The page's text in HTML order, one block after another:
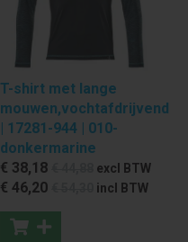
T-shirt met lange
mouwen,vochtafdrijvend
| 17281-944 | 010-
donkermarine
€ 38,18 excl BTW
€ 46,20 incl BTW